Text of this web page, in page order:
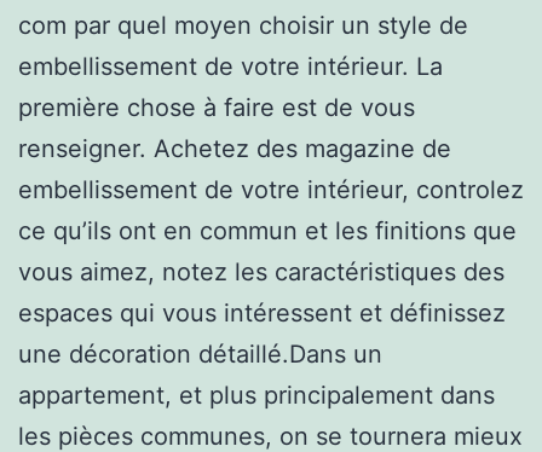
com par quel moyen choisir un style de
embellissement de votre intérieur. La
première chose à faire est de vous
renseigner. Achetez des magazine de
embellissement de votre intérieur, controlez
ce qu’ils ont en commun et les finitions que
vous aimez, notez les caractéristiques des
espaces qui vous intéressent et définissez
une décoration détaillé.Dans un
appartement, et plus principalement dans
les pièces communes, on se tournera mieux